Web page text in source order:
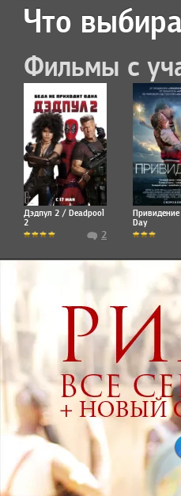
Что
Фильмы с
Дэдпул 2 / Deadpool
2
2
Day